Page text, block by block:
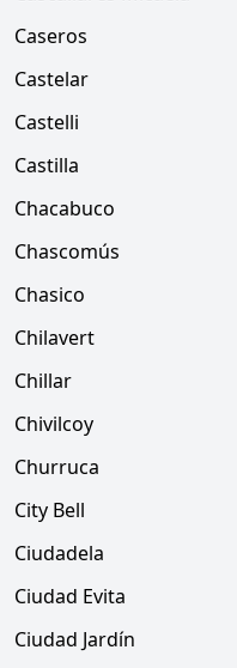
Caseros
Castelar
Castelli
Castilla
Chacabuco
Chascomús
Chasico
Chilavert
Chillar
Chivilcoy
Churruca
City Bell
Ciudadela
Ciudad Evita
Ciudad Jardín